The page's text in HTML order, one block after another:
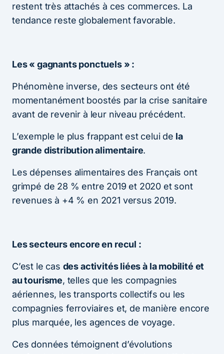
restent très attachés à ces commerces. La
tendance reste globalement favorable.
Les « gagnants ponctuels » :
Phénomène inverse, des secteurs ont été
momentanément boostés par la crise sanitaire
avant de revenir à leur niveau précédent.
L’exemple le plus frappant est celui de la
grande distribution alimentaire.
Les dépenses alimentaires des Français ont
grimpé de 28 % entre 2019 et 2020 et sont
revenues à +4 % en 2021 versus 2019.
Les secteurs encore en recul :
C’est le cas des activités liées à la mobilité et
au tourisme, telles que les compagnies
aériennes, les transports collectifs ou les
compagnies ferroviaires et, de manière encore
plus marquée, les agences de voyage.
Ces données témoignent d’évolutions